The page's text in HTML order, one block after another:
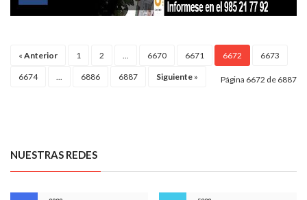
« Anterior 1 2 6670 6671 6672 6673
6674 6886 6887 Siguiente » Página 6672 de 6887
NUESTRAS REDES